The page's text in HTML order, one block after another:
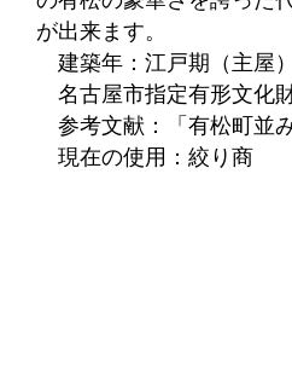
が出来ます。
建築年：江戸期（主屋）
名古屋市指定有形文化財
参考文献：「有松町並
現在の使用：絞